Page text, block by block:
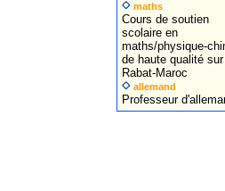
maths
Cours de soutien
scolaire en
maths/physique-
de haute qualité sur
Rabat-Maroc
allemand
Professeur